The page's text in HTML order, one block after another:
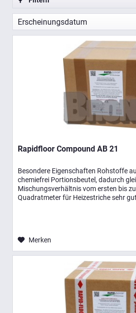
Rapidfloor Compound AB 21
Besondere Eigenschaften Rohstoffe
chemiefrei Portionsbeutel, dadurch
Mischungsverhältnis vom ersten bis
Quadratmeter für Heizestriche sehr
Merken